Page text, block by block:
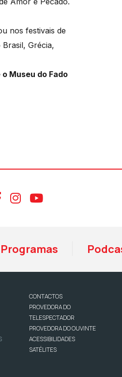
nos festivais de
Grécia,
Museu do Fado
Aceder ao Facebook
Aceder ao
Aceder ao
Programas
CONTACTOS
PROVEDORA DO
TELESPECTADOR
PROVEDORA DO OUVINTE
ACESSIBILIDADES
SATÉLITES